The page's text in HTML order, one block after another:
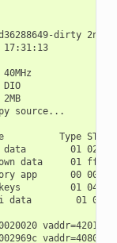
dirty 2nd
source...
Type ST
01 02
data     01 ff
00 00
01 04
01 02